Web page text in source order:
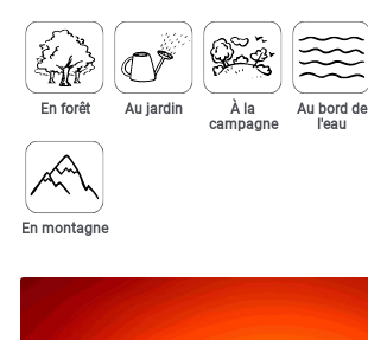
En forêt Au jardin
À la
campagne
Au bord de
l'eau
En montagne